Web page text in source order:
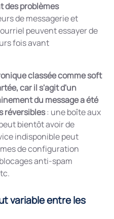
des problèmes
de messagerie et
peuvent essayer de
fois avant
classée comme soft
car il s'agit d'un
du message a été
réversibles: une boîte aux
bientôt avoir de
indisponible peut
de configuration
anti-spam
variable entre les